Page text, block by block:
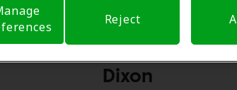
Reject
Amplifon Hearing
Dixon